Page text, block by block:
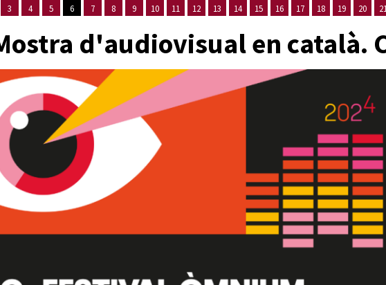
3
4
5
6
7
8
9
10
11
12
13
14
15
16
17
18
19
20
d'audiovisual en català.